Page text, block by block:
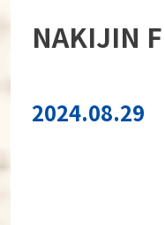
NAKIJIN
2024.08.29